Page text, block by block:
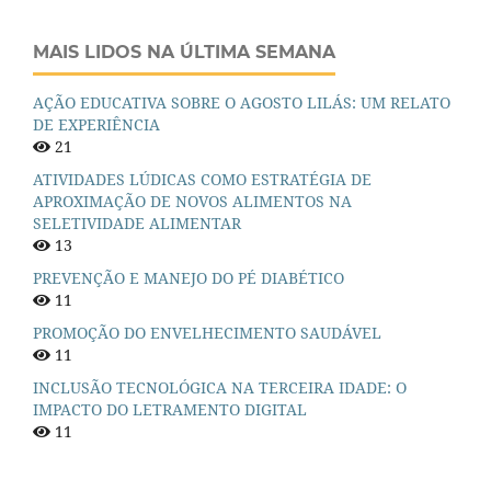
MAIS LIDOS NA ÚLTIMA SEMANA
AÇÃO EDUCATIVA SOBRE O AGOSTO LILÁS: UM RELATO
DE EXPERIÊNCIA
21
ATIVIDADES LÚDICAS COMO ESTRATÉGIA DE
APROXIMAÇÃO DE NOVOS ALIMENTOS NA
SELETIVIDADE ALIMENTAR
13
PREVENÇÃO E MANEJO DO PÉ DIABÉTICO
11
PROMOÇÃO DO ENVELHECIMENTO SAUDÁVEL
11
INCLUSÃO TECNOLÓGICA NA TERCEIRA IDADE: O
IMPACTO DO LETRAMENTO DIGITAL
11